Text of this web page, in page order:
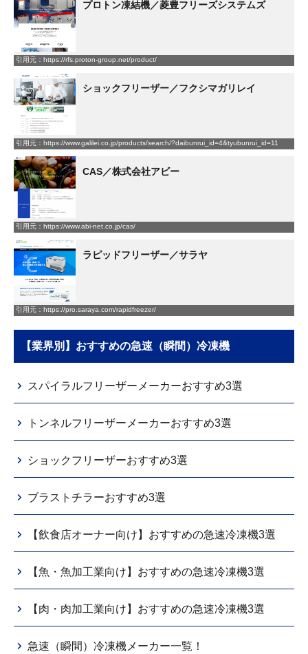
プロトン凍結機／菱豊フリーズシステムズ
引用元：https://rfs.proton-group.net/product/
ショックフリーザー／フクシマガリレイ
引用元：https://www.galilei.co.jp/products/search/?daibunrui_id=4&tyubunrui_id=11
CAS／株式会社アビー
引用元：https://www.abi-net.co.jp/cas/
ラピッドフリーザー／サラヤ
引用元：https://pro.saraya.com/rapidfreezer/
【業界別】おすすめの急速（瞬間）冷凍機
スパイラルフリーザーメーカーおすすめ3選
トンネルフリーザーメーカーおすすめ3選
ショックフリーザーおすすめ3選
ブラストチラーおすすめ3選
【飲食店オーナー向け】おすすめの急速冷凍機3選
【魚・魚加工業向け】おすすめの急速冷凍機3選
【肉・肉加工業向け】おすすめの急速冷凍機3選
急速（瞬間）冷凍機メーカー一覧！